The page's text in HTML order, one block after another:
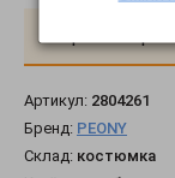
Артикул: 2804261
Бренд: PEONY
Склад: костюмка